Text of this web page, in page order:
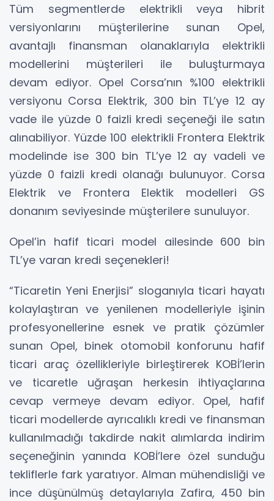
Tüm segmentlerde elektrikli veya hibrit
versiyonlarını müşterilerine sunan Opel,
avantajlı finansman olanaklarıyla elektrikli
modellerini müşterileri ile buluşturmaya
devam ediyor. Opel Corsa’nın %100 elektrikli
versiyonu Corsa Elektrik, 300 bin TL’ye 12 ay
vade ile yüzde 0 faizli kredi seçeneği ile satın
alınabiliyor. Yüzde 100 elektrikli Frontera Elektrik
modelinde ise 300 bin TL’ye 12 ay vadeli ve
yüzde 0 faizli kredi olanağı bulunuyor. Corsa
Elektrik ve Frontera Elektik modelleri GS
donanım seviyesinde müşterilere sunuluyor.
Opel’in hafif ticari model ailesinde 600 bin
TL’ye varan kredi seçenekleri!
“Ticaretin Yeni Enerjisi” sloganıyla ticari hayatı
kolaylaştıran ve yenilenen modelleriyle işinin
profesyonellerine esnek ve pratik çözümler
sunan Opel, binek otomobil konforunu hafif
ticari araç özellikleriyle birleştirerek KOBİ’lerin
ve ticaretle uğraşan herkesin ihtiyaçlarına
cevap vermeye devam ediyor. Opel, hafif
ticari modellerde ayrıcalıklı kredi ve finansman
kullanılmadığı takdirde nakit alımlarda indirim
seçeneğinin yanında KOBİ’lere özel sunduğu
tekliflerle fark yaratıyor. Alman mühendisliği ve
ince düşünülmüş detaylarıyla Zafira, 450 bin